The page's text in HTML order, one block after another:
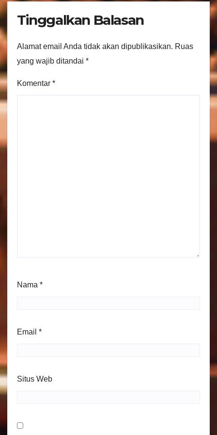
Tinggalkan Balasan
Alamat email Anda tidak akan dipublikasikan. Ruas
yang wajib ditandai *
Komentar *
Nama *
Email *
Situs Web